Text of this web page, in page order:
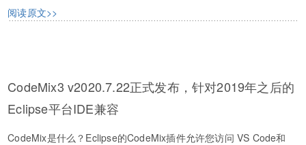
阅读原文>>
CodeMix3 v2020.7.22正式发布，针对2019年之后的
Eclipse平台IDE兼容
CodeMix是什么？Eclipse的CodeMix插件允许您访问 VS Code和